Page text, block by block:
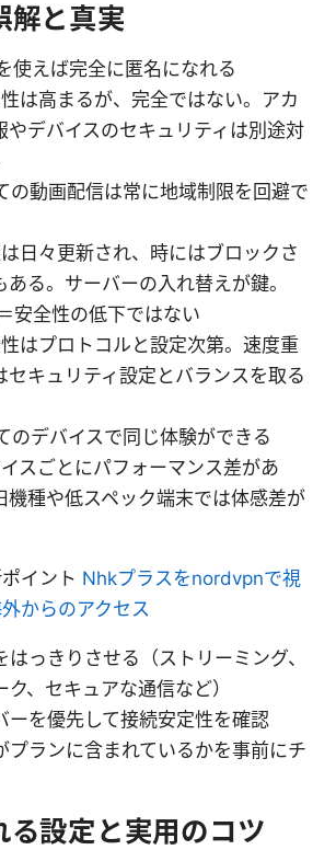
解と真実
使えば完全に匿名になれる
は高まるが、完全ではない。アカ
やデバイスのセキュリティは別途対
の動画配信は常に地域制限を回避で
日々更新され、時にはブロックさ
ある。サーバーの入れ替えが鍵。
安全性の低下ではない
はプロトコルと設定次第。速度重
セキュリティ設定とバランスを取る
のデバイスで同じ体験ができる
スごとにパフォーマンス差があ
機種や低スペック端末では体感差が
イント Nhkプラスをnordvpnで視
からのアクセス
はっきりさせる（ストリーミング、
ク、セキュアな通信など）
ーを優先して接続安定性を確認
プランに含まれているかを事前にチ
る設定と実用のコツ